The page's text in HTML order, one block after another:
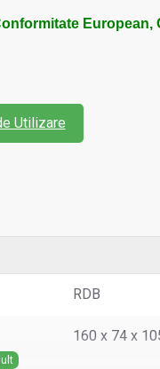
European,
Utilizare
RDB
160 x 74 x